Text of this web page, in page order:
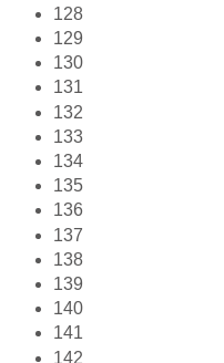
128
129
130
131
132
133
134
135
136
137
138
139
140
141
142